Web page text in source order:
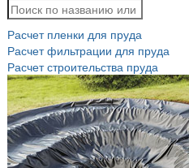
Расчет пленки для пруда
Расчет фильтрации для пруда
Расчет строительства пруда